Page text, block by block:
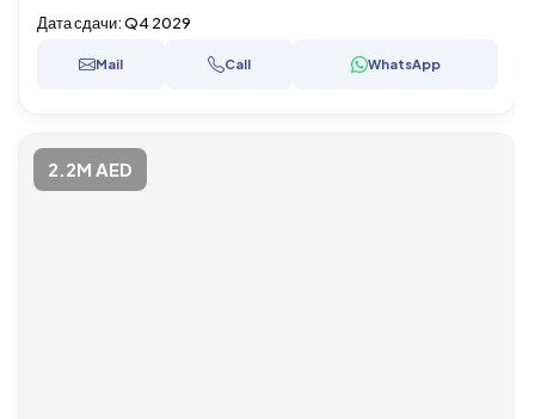
Дата сдачи:Q4 2029
Mail Call WhatsApp
2.2M AED